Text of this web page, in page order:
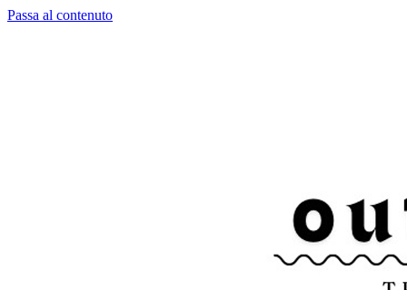
Passa al contenuto